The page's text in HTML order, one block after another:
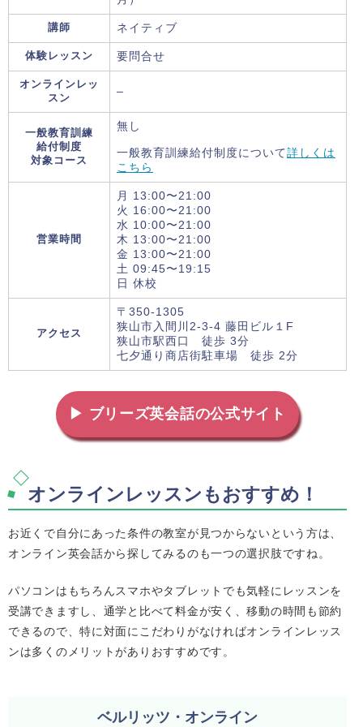
講師 ネイティブ
体験レッスン 要問合せ
オンラインレッ
スン
–
一般教育訓練
給付制度
対象コース
無し
一般教育訓練給付制度について 詳しくは
こちら
営業時間
月 13:00〜21:00
火 16:00〜21:00
水 10:00〜21:00
木 13:00〜21:00
金 13:00〜21:00
土 09:45〜19:15
日 休校
アクセス
​〒350-1305
狭山市入間川2-3-4 ​藤田ビル１F
狭山市駅西口 徒歩 3分
七夕通り商店街駐車場 徒歩 2分
▶ ブリーズ英会話の公式サイト
オンラインレッスンもおすすめ！
お近くで自分にあった条件の教室が見つからないという方は、
オンライン英会話から探してみるのも一つの選択肢ですね。
パソコンはもちろんスマホやタブレットでも気軽にレッスンを
受講できますし、通学と比べて料金が安く、移動の時間も節約
できるので、特に対面にこだわりがなければオンラインレッス
ンは多くのメリットがありおすすめです。
ベルリッツ・オンライン